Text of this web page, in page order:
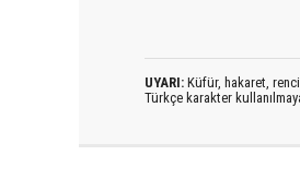
UYARI: Küfür, hakaret,
Türkçe karakter